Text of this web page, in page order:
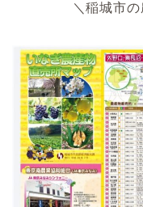
＼稲城市